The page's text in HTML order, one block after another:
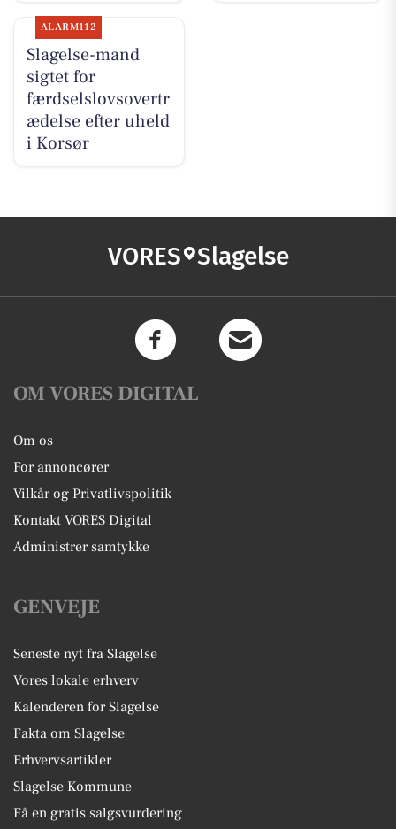
ALARM112
Slagelse-mand
sigtet for
færdselslovsovertr
ædelse efter uheld
i Korsør
VORES Slagelse
OM VORES DIGITAL
Om os
For annoncører
Vilkår og Privatlivspolitik
Kontakt VORES Digital
Administrer samtykke
GENVEJE
Seneste nyt fra Slagelse
Vores lokale erhverv
Kalenderen for Slagelse
Fakta om Slagelse
Erhvervsartikler
Slagelse Kommune
Få en gratis salgsvurdering